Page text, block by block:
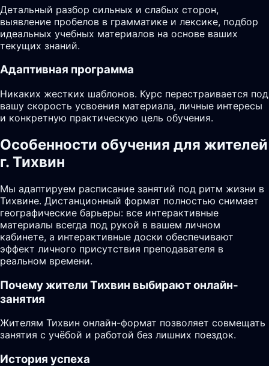
Детальный разбор сильных и слабых сторон,
выявление пробелов в грамматике и лексике, подбор
идеальных учебных материалов на основе ваших
текущих знаний.
Адаптивная программа
Никаких жестких шаблонов. Курс перестраивается под
вашу скорость усвоения материала, личные интересы
и конкретную практическую цель обучения.
Особенности обучения для жителей
г. Тихвин
Мы адаптируем расписание занятий под ритм жизни в
Тихвине. Дистанционный формат полностью снимает
географические барьеры: все интерактивные
материалы всегда под рукой в вашем личном
кабинете, а интерактивные доски обеспечивают
эффект личного присутствия преподавателя в
реальном времени.
Почему жителиТихвин выбирают онлайн-
занятия
Жителям Тихвин онлайн-формат позволяет совмещать
занятия с учёбой и работой без лишних поездок.
История успеха